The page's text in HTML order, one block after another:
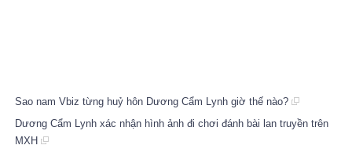
Sao nam Vbiz từng huỷ hôn Dương Cẩm Lynh giờ thế nào?
Dương Cẩm Lynh xác nhận hình ảnh đi chơi đánh bài lan truyền trên
MXH